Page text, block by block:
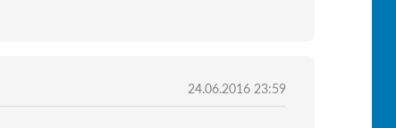
24.06.2016 23:59